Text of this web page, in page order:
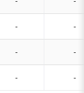
- -
- -
- -